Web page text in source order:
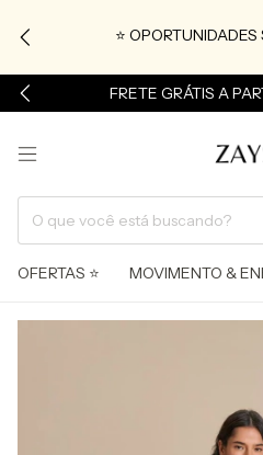
⭐
FRETE GRÁTIS A
OFERTAS ⭐ MOVIMENTO &